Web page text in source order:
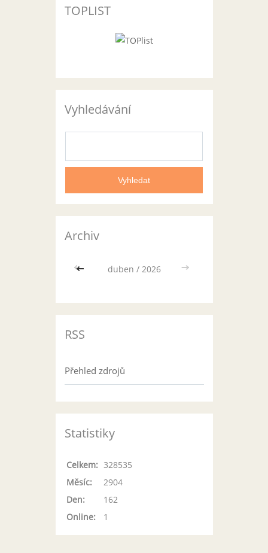
TOPLIST
Vyhledávání
Archiv
<< duben / 2026 >>
RSS
Přehled zdrojů
Statistiky
Online: 1
Celkem: 328535
Měsíc:
2904
Den:
162